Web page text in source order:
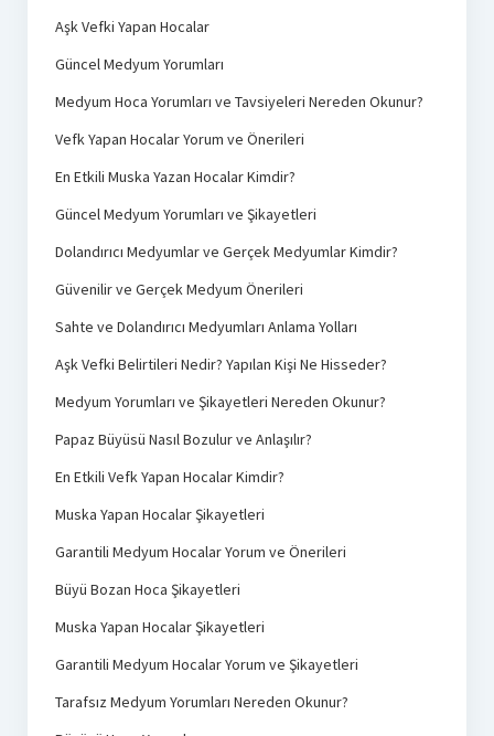
Aşk Vefki Yapan Hocalar
Güncel Medyum Yorumları
Medyum Hoca Yorumları ve Tavsiyeleri Nereden Okunur?
Vefk Yapan Hocalar Yorum ve Önerileri
En Etkili Muska Yazan Hocalar Kimdir?
Güncel Medyum Yorumları ve Şikayetleri
Dolandırıcı Medyumlar ve Gerçek Medyumlar Kimdir?
Güvenilir ve Gerçek Medyum Önerileri
Sahte ve Dolandırıcı Medyumları Anlama Yolları
Aşk Vefki Belirtileri Nedir? Yapılan Kişi Ne Hisseder?
Medyum Yorumları ve Şikayetleri Nereden Okunur?
Papaz Büyüsü Nasıl Bozulur ve Anlaşılır?
En Etkili Vefk Yapan Hocalar Kimdir?
Muska Yapan Hocalar Şikayetleri
Garantili Medyum Hocalar Yorum ve Önerileri
Büyü Bozan Hoca Şikayetleri
Muska Yapan Hocalar Şikayetleri
Garantili Medyum Hocalar Yorum ve Şikayetleri
Tarafsız Medyum Yorumları Nereden Okunur?